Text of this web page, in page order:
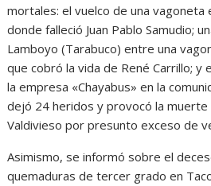
mortales: el vuelco de una vagoneta
donde falleció Juan Pablo Samudio;
Lamboyo (Tarabuco) entre una
que cobró la vida de René Carrillo; y
la empresa «Chayabus» en la
dejó 24 heridos y provocó la
Valdivieso por presunto exceso de
Asimismo, se informó sobre el
quemaduras de tercer grado en